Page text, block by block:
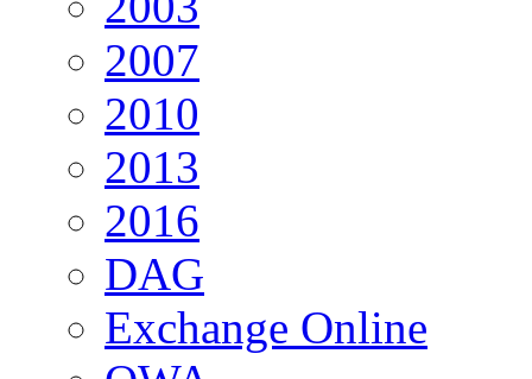
2007
2010
2013
2016
DAG
Exchange Online